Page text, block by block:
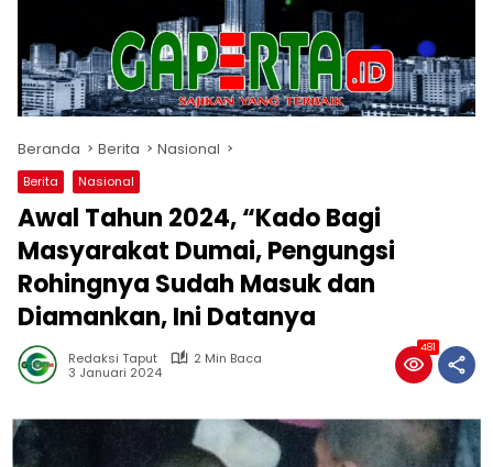
Beranda Berita Nasional
Berita Nasional
Awal Tahun 2024, “Kado Bagi
Masyarakat Dumai, Pengungsi
Rohingnya Sudah Masuk dan
Diamankan, Ini Datanya
Redaksi Taput
2 Min Baca
3 Januari 2024
481